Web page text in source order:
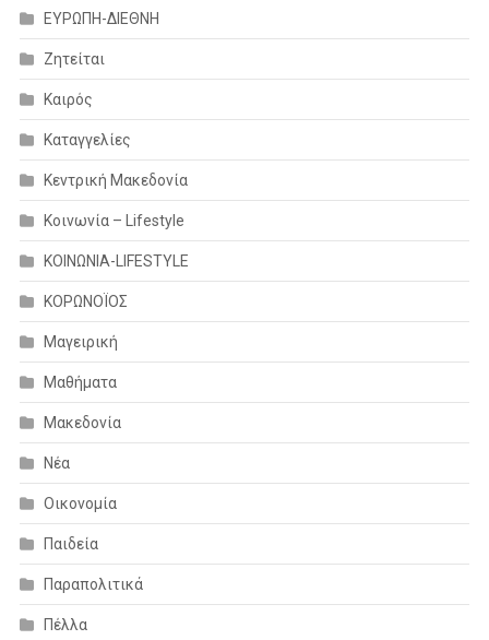
ΕΥΡΩΠΗ-ΔΙΕΘΝΗ
Ζητείται
Καιρός
Καταγγελίες
Κεντρική Μακεδονία
Κοινωνία – Lifestyle
ΚΟΙΝΩΝΙΑ-LIFESTYLE
ΚΟΡΩΝΟΪΟΣ
Μαγειρική
Μαθήματα
Μακεδονία
Νέα
Οικονομία
Παιδεία
Παραπολιτικά
Πέλλα